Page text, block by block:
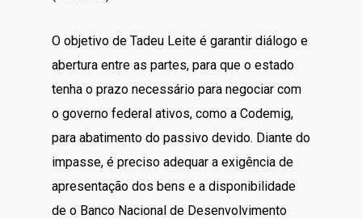
O objetivo de Tadeu Leite é garantir diálogo e
abertura entre as partes, para que o estado
tenha o prazo necessário para negociar com
o governo federal ativos, como a Codemig,
para abatimento do passivo devido. Diante do
impasse, é preciso adequar a exigência de
apresentação dos bens e a disponibilidade
de o Banco Nacional de Desenvolvimento